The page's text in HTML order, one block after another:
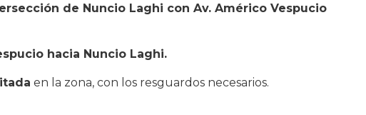
de Nuncio Laghi con Av. Américo Vespucio
hacia Nuncio Laghi.
en la zona, con los resguardos necesarios.